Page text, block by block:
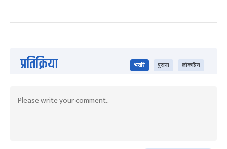
प्रतिक्रिया भर्खरै पुराना लोकप्रिय